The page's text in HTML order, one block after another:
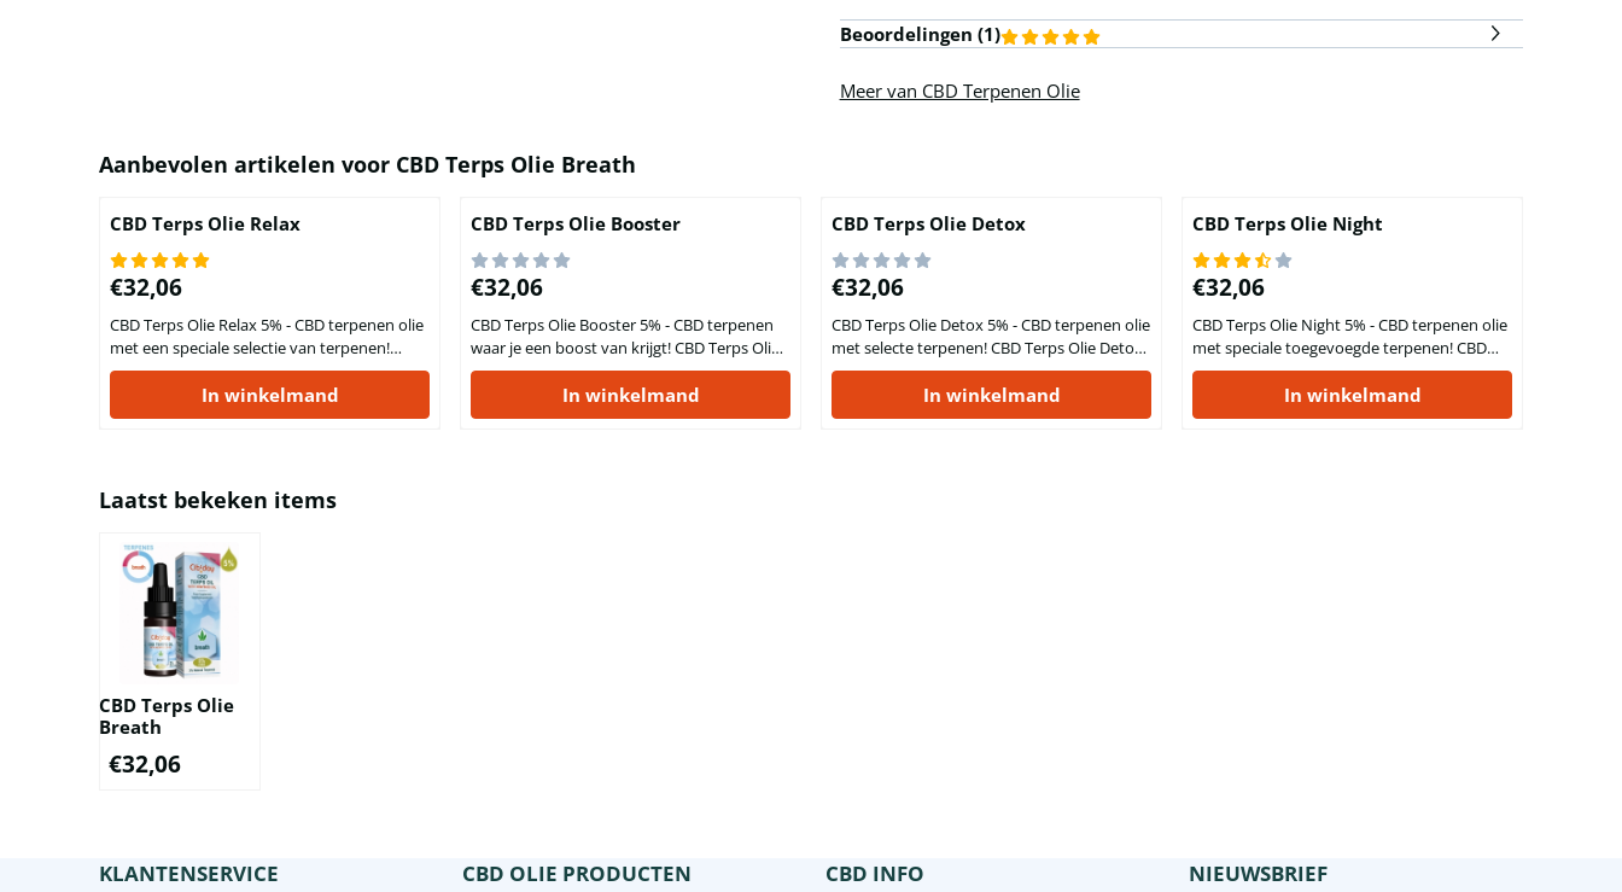
Beoordelingen (1)
Meer van CBD Terpenen Olie
Aanbevolen artikelen voor CBD Terps Olie Breath
CBD Terps Olie Relax
Prijs: 32,06
€32,06
CBD Terps Olie Relax 5% - CBD terpenen olie
met een speciale selectie van terpenen!
Informatie op het etiket CBD gehalte 5%
Bevat 5% toegevoegde terpenen Flesje van
10 ml olie vezelhennep bevat 500 mg CBD
In winkelmand
CBD Terps Olie Booster
Prijs: 32,06
€32,06
CBD Terps Olie Booster 5% - CBD terpenen
waar je een boost van krijgt! CBD Terps Olie
Booster is een cannabidiol-rijke olie waar
een speciale selectie nuttige terpenen aan
toegevoegd is. Naast dat deze terps olie een
In winkelmand
CBD Terps Olie Detox
Prijs: 32,06
€32,06
CBD Terps Olie Detox 5% - CBD terpenen olie
met selecte terpenen! CBD Terps Olie Detox
is een cannabidiol-olie waarin 5% CBD
aanwezig is. Daarbij beschikt dit
natuurproduct ook over een
In winkelmand
CBD Terps Olie Night
Prijs: 32,06
€32,06
CBD Terps Olie Night 5% - CBD terpenen olie
met speciale toegevoegde terpenen! CBD
Terps Olie Night is een unieke en
kwaliteitsvolle CBD olie waarin extra
terpenen aanwezig zijn die wel eens in
In winkelmand
Laatst bekeken items
CBD Terps Olie
Breath
€32,06
KLANTENSERVICE CBD OLIE PRODUCTEN CBD INFO NIEUWSBRIEF